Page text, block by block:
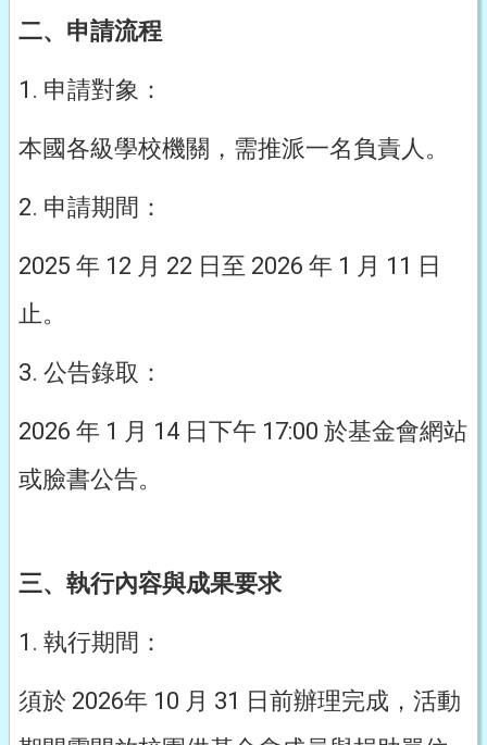
二、申請流程
1. 申請對象：
本國各級學校機關，需推派一名負責人。
2. 申請期間：
2025 年 12 月 22 日至 2026 年 1 月 11 日
止。
3. 公告錄取：
2026 年 1 月 14 日下午 17:00 於基金會網站
或臉書公告。
三、執行內容與成果要求
1. 執行期間：
須於 2026年 10 月 31 日前辦理完成，活動